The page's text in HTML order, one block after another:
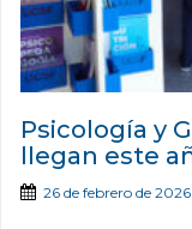
Psicología y
llegan este
26 de febrero de 2026